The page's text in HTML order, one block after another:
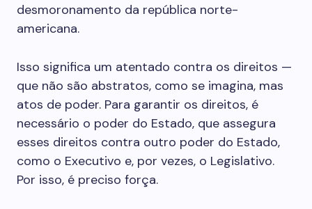
desmoronamento da república norte-
americana.
Isso significa um atentado contra os direitos —
que não são abstratos, como se imagina, mas
atos de poder. Para garantir os direitos, é
necessário o poder do Estado, que assegura
esses direitos contra outro poder do Estado,
como o Executivo e, por vezes, o Legislativo.
Por isso, é preciso força.